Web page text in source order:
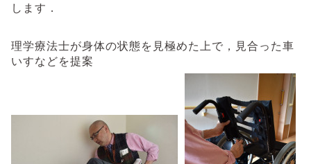
します．
理学療法士が身体の状態を見極めた上で，見合った車
いすなどを提案